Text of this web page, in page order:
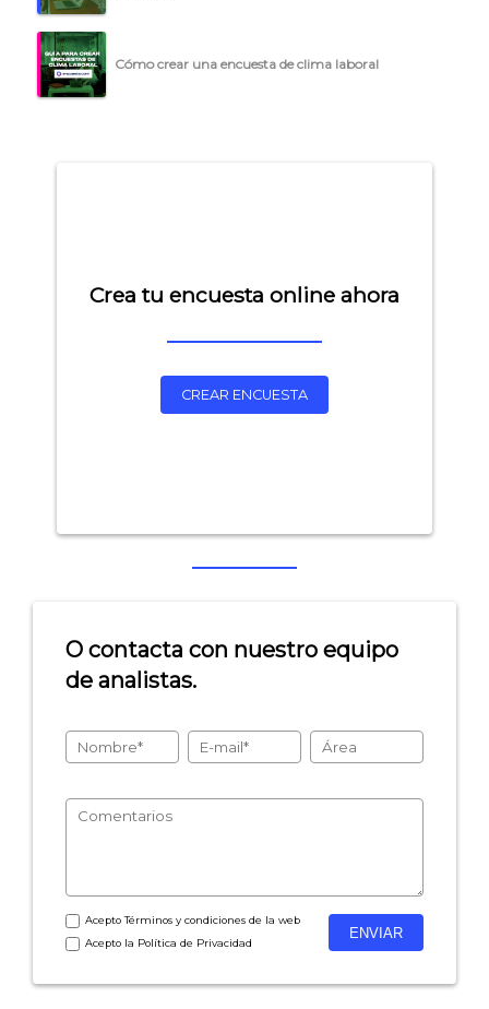
- Encuestas de NPS
- Encuestas de satisfacción de cliente
- Investigación de mercados
Cómo crear una encuesta de clima laboral
Crea tu encuesta online ahora
CREAR ENCUESTA
O contacta con nuestro equipo
de analistas.
AceptoTérminos y condicionesde la web
Acepto la Política de Privacidad